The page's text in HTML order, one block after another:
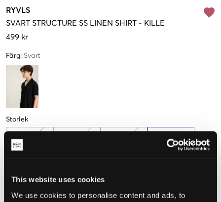
This website uses cookies
We use cookies to personalise content and ads, to
RYVLS
SVART STRUCTURE SS LINEN SHIRT - KILLE
499 kr
Färg: Svart
Storlek
134-140 cm 170-176 cm
Upplevd storlek